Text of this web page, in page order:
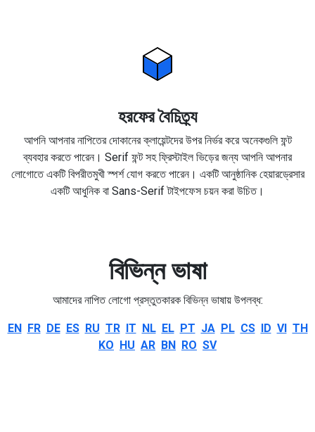
হরফের বৈচিত্র্য
আপনি আপনার নাপিতের দোকানের ক্লায়েন্টদের উপর নির্ভর করে অনেকগুলি ফন্ট
ব্যবহার করতে পারেন। Serif ফন্ট সহ ফ্রিস্টাইল ভিড়ের জন্য আপনি আপনার
লোগোতে একটি বিপরীতমুখী স্পর্শ যোগ করতে পারেন। একটি আনুষ্ঠানিক হেয়ারড্রেসার
একটি আধুনিক বা Sans-Serif টাইপফেস চয়ন করা উচিত।
বিভিন্ন ভাষা
আমাদের নাপিত লোগো প্রস্তুতকারক বিভিন্ন ভাষায় উপলব্ধ:
EN FR DE ES RU TR IT NL EL PT JA PL CS ID VI TH
KO HU AR BN RO SV